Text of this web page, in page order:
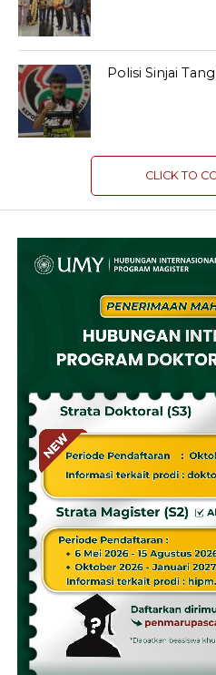
Polisi Sinjai
CLICK TO